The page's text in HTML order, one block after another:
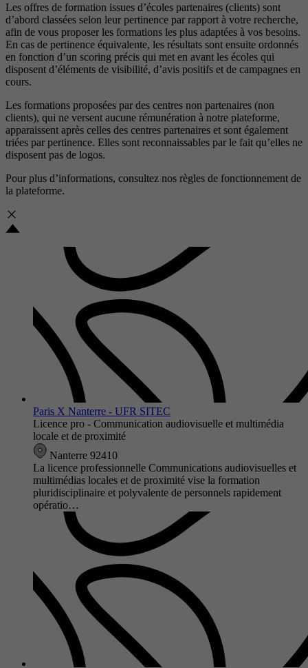
Les offres de formation issues d’écoles partenaires (clients) sont
d’abord classées selon leur pertinence par rapport à votre recherche,
afin de vous proposer les formations les plus adaptées à vos besoins.
En cas de pertinence équivalente, les résultats sont ensuite ordonnés
en fonction d’un scoring précis qui met en avant les écoles qui
disposent d’éléments de visibilité, d’avis positifs et de campagnes en
cours.
Les formations proposées par des centres non partenaires (non
clients), qui ne versent aucune rémunération à notre plateforme,
apparaissent après celles des centres partenaires et sont également
triées par pertinence. Elles sont reconnaissables par le fait qu’elles ne
disposent pas de logos.
Pour plus d’informations, consultez nos règles de fonctionnement de
la plateforme.
Paris X Nanterre - UFR SITEC
Licence pro - Communication audiovisuelle et multimédia
locale et de proximité
Nanterre 92410
La licence professionnelle Communications audiovisuelles et
multimédias locales et de proximité vise la formation
pluridisciplinaire et polyvalente de personnels rapidement
opératio…